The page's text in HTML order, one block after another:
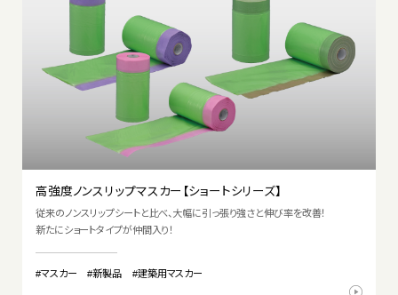
高強度ノンスリップマスカー【ショートシリーズ】
従来のノンスリップシートと比べ、大幅に引っ張り強さと伸び率を改善！
新たにショートタイプが仲間入り！
#マスカー #新製品 #建築用マスカー